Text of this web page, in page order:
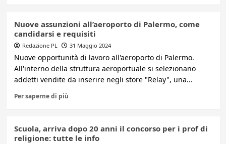
Nuove assunzioni all’aeroporto di Palermo, come
candidarsi e requisiti
Redazione PL 31 Maggio 2024
Nuove opportunità di lavoro all'aeroporto di Palermo.
All'interno della struttura aeroportuale si selezionano
addetti vendite da inserire negli store "Relay", una...
Per saperne di più
Scuola, arriva dopo 20 anni il concorso per i prof di
religione: tutte le info